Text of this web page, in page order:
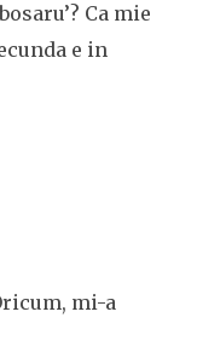
Ca mie
e in
mi-a